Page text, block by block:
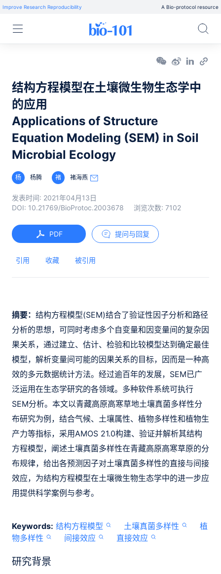
Improve Research Reproducibility A Bio-protocol resource
结构方程模型在土壤微生物生态学中
的应用
Applications of Structure
Equation Modeling (SEM) in Soil
Microbial Ecology
杨 杨腾 褚 褚海燕
发表时间: 2021年04月13日
DOI: 10.21769/BioProtoc.2003678 浏览次数: 7102
PDF 提问与回复
引用 收藏 被引用
摘要： 结构方程模型(SEM)结合了验证性因子分析和路径
分析的思想，可同时考虑多个自变量和因变量间的复杂因
果关系，通过建立、估计、检验和比较模型达到确定最佳
模型，解析变量间可能的因果关系的目标，因而是一种高
效的多元数据统计方法。经过逾百年的发展，SEM已广
泛运用在生态学研究的各领域。多种软件系统可执行
SEM分析。本文以青藏高原高寒草地土壤真菌多样性分
布研究为例，结合气候、土壤属性、植物多样性和植物生
产力等指标，采用AMOS 21.0构建、验证并解析其结构
方程模型，阐述土壤真菌多样性在青藏高原高寒草原的分
布规律，给出各预测因子对土壤真菌多样性的直接与间接
效应，为结构方程模型在土壤微生物生态学中的进一步应
用提供科学案例与参考。
Keywords: 结构方程模型 土壤真菌多样性
植
物多样性
间接效应 直接效应
研究背景